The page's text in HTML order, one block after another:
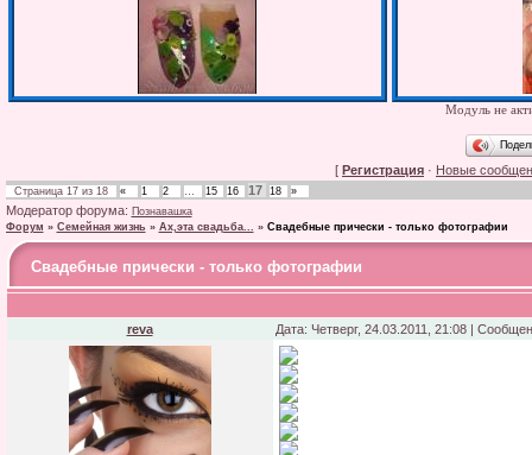
Модуль не
[ Регистрация · Новые
Страница 17из 18 « 1 2 … 15 16 17 18 »
Модератор форума: Познавашка
Форум » Семейная жизнь » Ах,эта свадьба... » Свадебные прически - только фотографии
Свадебные прически - только фотографии
reva Дата: Четверг, 24.03.2011, 21:08 |